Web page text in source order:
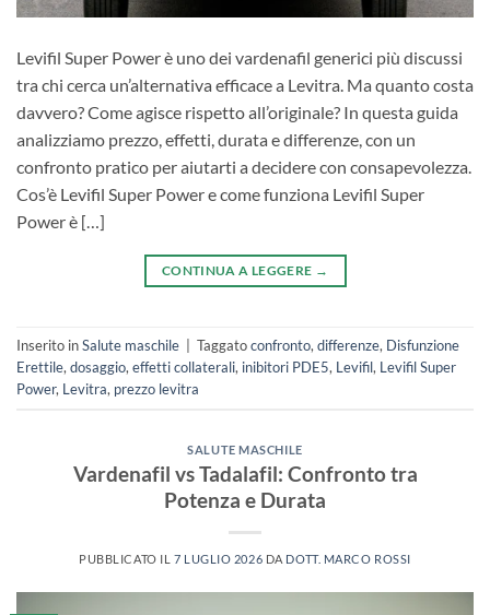
Levifil Super Power è uno dei vardenafil generici più discussi
tra chi cerca un’alternativa efficace a Levitra. Ma quanto costa
davvero? Come agisce rispetto all’originale? In questa guida
analizziamo prezzo, effetti, durata e differenze, con un
confronto pratico per aiutarti a decidere con consapevolezza.
Cos’è Levifil Super Power e come funziona Levifil Super
Power è […]
CONTINUA A LEGGERE →
Inserito inSalute maschile Taggatoconfronto,differenze, Disfunzione
Erettile,dosaggio,effetti collaterali, inibitori PDE5, Levifil, Levifil Super
Power, Levitra, prezzo levitra
SALUTE MASCHILE
Vardenafil vs Tadalafil: Confronto tra
Potenza e Durata
PUBBLICATO IL 7 LUGLIO 2026 DA DOTT. MARCO ROSSI